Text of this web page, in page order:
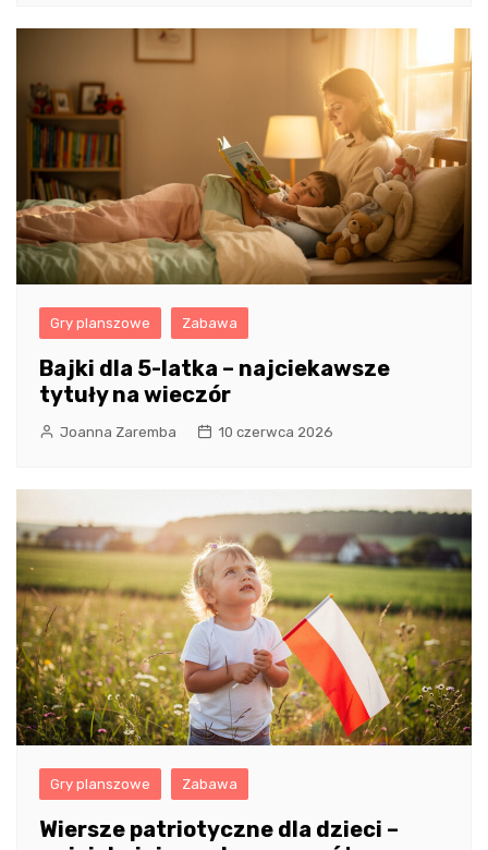
Gry planszowe Zabawa
Bajki dla 5-latka – najciekawsze
tytuły na wieczór
Joanna Zaremba 10 czerwca 2026
Gry planszowe Zabawa
Wiersze patriotyczne dla dzieci –